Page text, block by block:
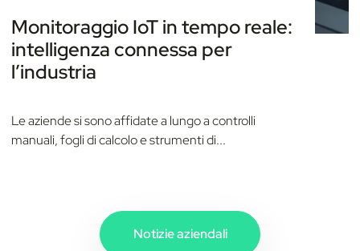
Monitoraggio IoT in tempo reale:
intelligenza connessa per
l’industria
Le aziende si sono affidate a lungo a controlli
manuali, fogli di calcolo e strumenti di...
Notizie aziendali